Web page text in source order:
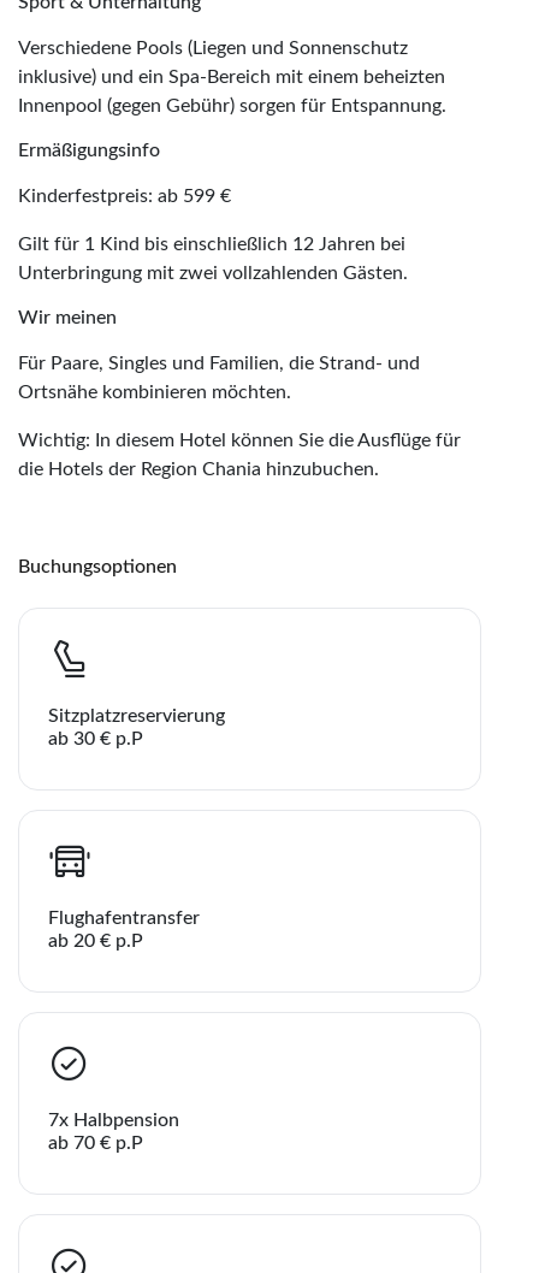
Verschiedene Pools (Liegen und Sonnenschutz
inklusive) und ein Spa-Bereich mit einem beheizten
Innenpool (gegen Gebühr) sorgen für Entspannung.
Ermäßigungsinfo
Kinderfestpreis: ab 599 €
Gilt für 1 Kind bis einschließlich 12 Jahren bei
Unterbringung mit zwei vollzahlenden Gästen.
Wir meinen
Für Paare, Singles und Familien, die Strand- und
Ortsnähe kombinieren möchten.
Wichtig: In diesem Hotel können Sie die Ausflüge für
die Hotels der Region Chania hinzubuchen.
Buchungsoptionen
Sitzplatzreservierung
ab 30 € p.P
Flughafentransfer
ab 20 € p.P
7x Halbpension
ab 70 € p.P